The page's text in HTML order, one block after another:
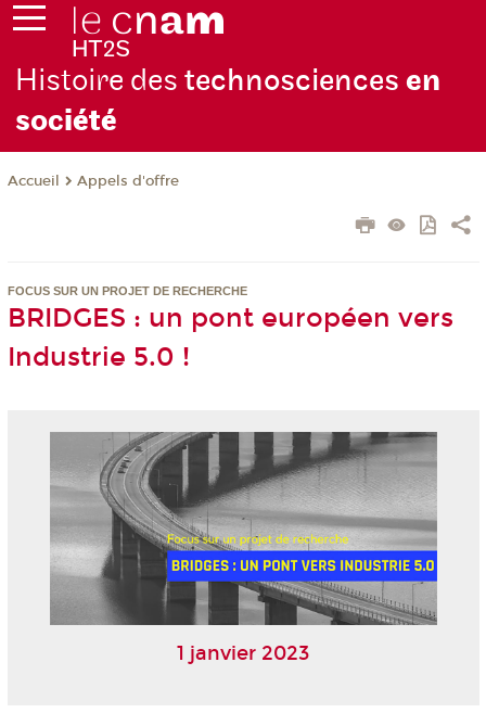
Histoire des technosciences en
société
Accueil Appels d'offre
FOCUS SUR UN PROJET DE RECHERCHE
BRIDGES : un pont européen vers
Industrie 5.0 !
1 janvier 2023